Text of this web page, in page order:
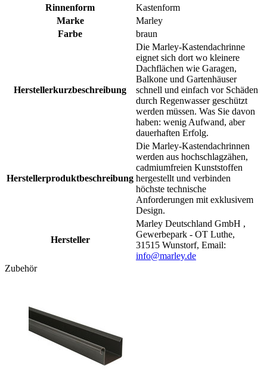
Rinnenform
Kastenform
Marke
Marley
Farbe
braun
Herstellerkurzbeschreibung
Die Marley-Kastendachrinne
eignet sich dort wo kleinere
Dachflächen wie Garagen,
Balkone und Gartenhäuser
schnell und einfach vor Schäden
durch Regenwasser geschützt
werden müssen. Was Sie davon
haben: wenig Aufwand, aber
dauerhaften Erfolg.
Herstellerproduktbeschreibung
Die Marley-Kastendachrinnen
werden aus hochschlagzähen,
cadmiumfreien Kunststoffen
hergestellt und verbinden
höchste technische
Anforderungen mit exklusivem
Design.
Hersteller
Marley Deutschland GmbH ,
Gewerbepark - OT Luthe,
31515 Wunstorf, Email:
info@marley.de
Zubehör